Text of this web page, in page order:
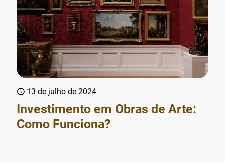
13 de julho de 2024
Investimento em Obras de Arte:
Como Funciona?